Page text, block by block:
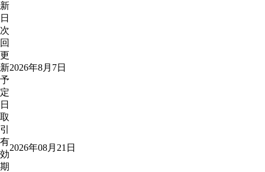
新
日
次
回
更
新
予
定
日
2026年8月7日
取
引
有
効
期
2026年08月21日